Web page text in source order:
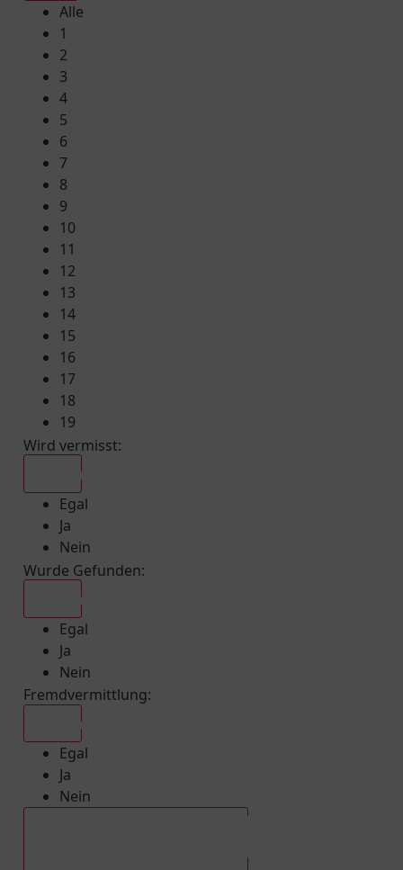
Alle
1
2
3
4
5
6
7
8
9
10
11
12
13
14
15
16
17
18
19
Wird vermisst:
Egal
Ja
Nein
Wurde Gefunden:
Egal
Ja
Nein
Fremdvermittlung:
Egal
Ja
Nein